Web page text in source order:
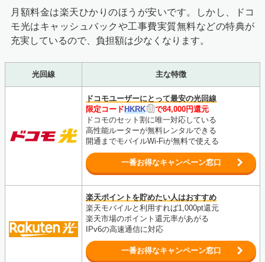
月額料金は楽天ひかりのほうが安いです。しかし、ドコ
モ光はキャッシュバックや工事費実質無料などの特典が
充実しているので、負担額は少なくなります。
光回線 主な特徴
ドコモユーザーにとって最安の光回線
限定コードHKRK
で84,000円還元
ドコモのセット割に唯一対応している
高性能ルーターが無料レンタルできる
開通までモバイルWi-Fiが無料で使える
一番お得なキャンペーン窓口
楽天ポイントを貯めたい人はおすすめ
楽天モバイルと利用すれば1,000pt還元
楽天市場のポイント還元率があがる
IPv6の高速通信に対応
一番お得なキャンペーン窓口